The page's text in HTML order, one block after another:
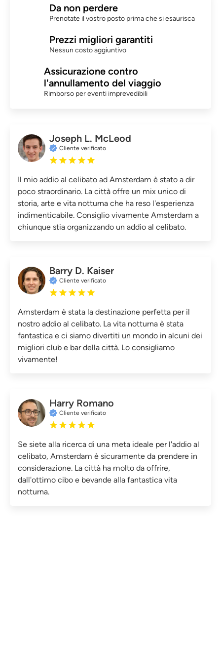
Da non perdere
Prenotate il vostro posto prima che si esaurisca
Prezzi migliori garantiti
Nessun costo aggiuntivo
Assicurazione contro
l'annullamento del viaggio
Rimborso per eventi imprevedibili
Joseph L. McLeod
Cliente verificato
Il mio addio al celibato ad Amsterdam è stato a dir
poco straordinario. La città offre un mix unico di
storia, arte e vita notturna che ha reso l'esperienza
indimenticabile. Consiglio vivamente Amsterdam a
chiunque stia organizzando un addio al celibato.
Barry D. Kaiser
Cliente verificato
Amsterdam è stata la destinazione perfetta per il
nostro addio al celibato. La vita notturna è stata
fantastica e ci siamo divertiti un mondo in alcuni dei
migliori club e bar della città. Lo consigliamo
vivamente!
Harry Romano
Cliente verificato
Se siete alla ricerca di una meta ideale per l'addio al
celibato, Amsterdam è sicuramente da prendere in
considerazione. La città ha molto da offrire,
dall'ottimo cibo e bevande alla fantastica vita
notturna.